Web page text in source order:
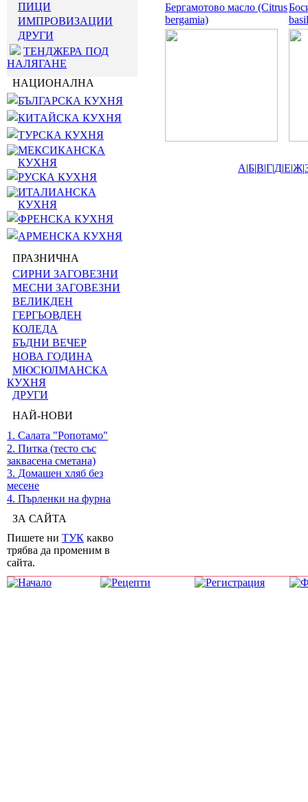
ПИЦИ
ИМПРОВИЗАЦИИ
ДРУГИ
ТЕНДЖЕРА ПОД
НАЛЯГАНЕ
НАЦИОНАЛНА
БЪЛГАРСКА КУХНЯ
КИТАЙСКА КУХНЯ
ТУРСКА КУХНЯ
МЕКСИКАНСКА
КУХНЯ
РУСКА КУХНЯ
ИТАЛИАНСКА
КУХНЯ
ФРЕНСКА КУХНЯ
АРМЕНСКА КУХНЯ
ПРАЗНИЧНА
СИРНИ ЗАГОВЕЗНИ
МЕСНИ ЗАГОВЕЗНИ
ВЕЛИКДЕН
ГЕРГЬОВДЕН
КОЛЕДА
БЪДНИ ВЕЧЕР
НОВА ГОДИНА
МЮСЮЛМАНСКА
КУХНЯ
ДРУГИ
НАЙ-НОВИ
1. Салата "Ропотамо"
2. Питка (тесто със
заквасена сметана)
3. Домашен хляб без
месене
4. Пърленки на фурна
ЗА САЙТА
Пишете ни ТУК какво
трябва да променим в
сайта.
Бергамотово масло (Citrus
bergamia)
А|Б|В|Г|Д|Е|Ж|